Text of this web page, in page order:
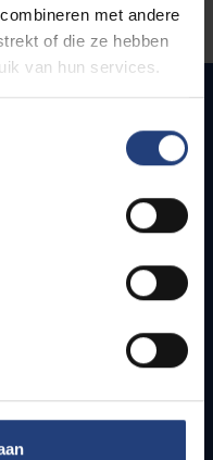
met andere
of die ze hebben
van hun services.